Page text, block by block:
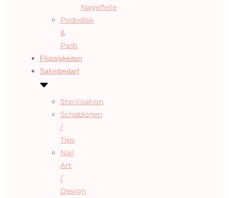
Nagelfeile
Pododisk
&
Pads
Flüssigkeiten
Salonbedarf
Sterilisation
Schablonen
/
Tips
Nail
Art
/
Design